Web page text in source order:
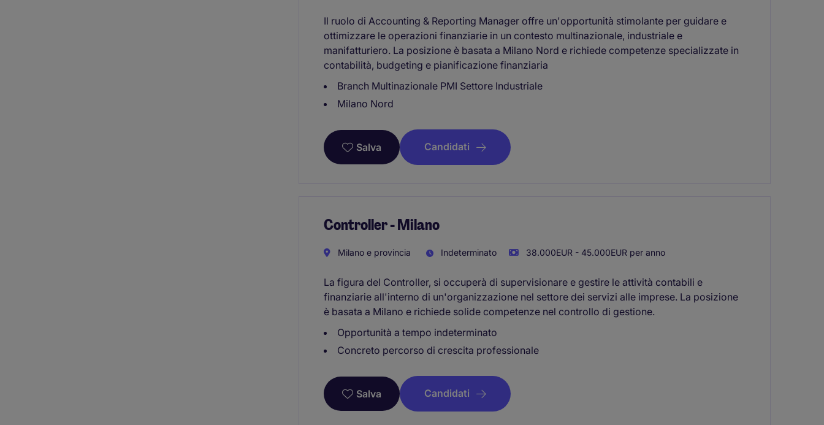
Il ruolo di Accounting & Reporting Manager offre un'opportunità stimolante per guidare e
ottimizzare le operazioni finanziarie in un contesto multinazionale, industriale e
manifatturiero. La posizione è basata a Milano Nord e richiede competenze specializzate in
contabilità, budgeting e pianificazione finanziaria
Branch Multinazionale PMI Settore Industriale
Milano Nord
Salva Candidati
Controller - Milano
Milano e provincia Indeterminato 38.000EUR - 45.000EUR per anno
La figura del Controller, si occuperà di supervisionare e gestire le attività contabili e
finanziarie all'interno di un'organizzazione nel settore dei servizi alle imprese. La posizione
è basata a Milano e richiede solide competenze nel controllo di gestione.
Opportunità a tempo indeterminato
Concreto percorso di crescita professionale
Salva Candidati